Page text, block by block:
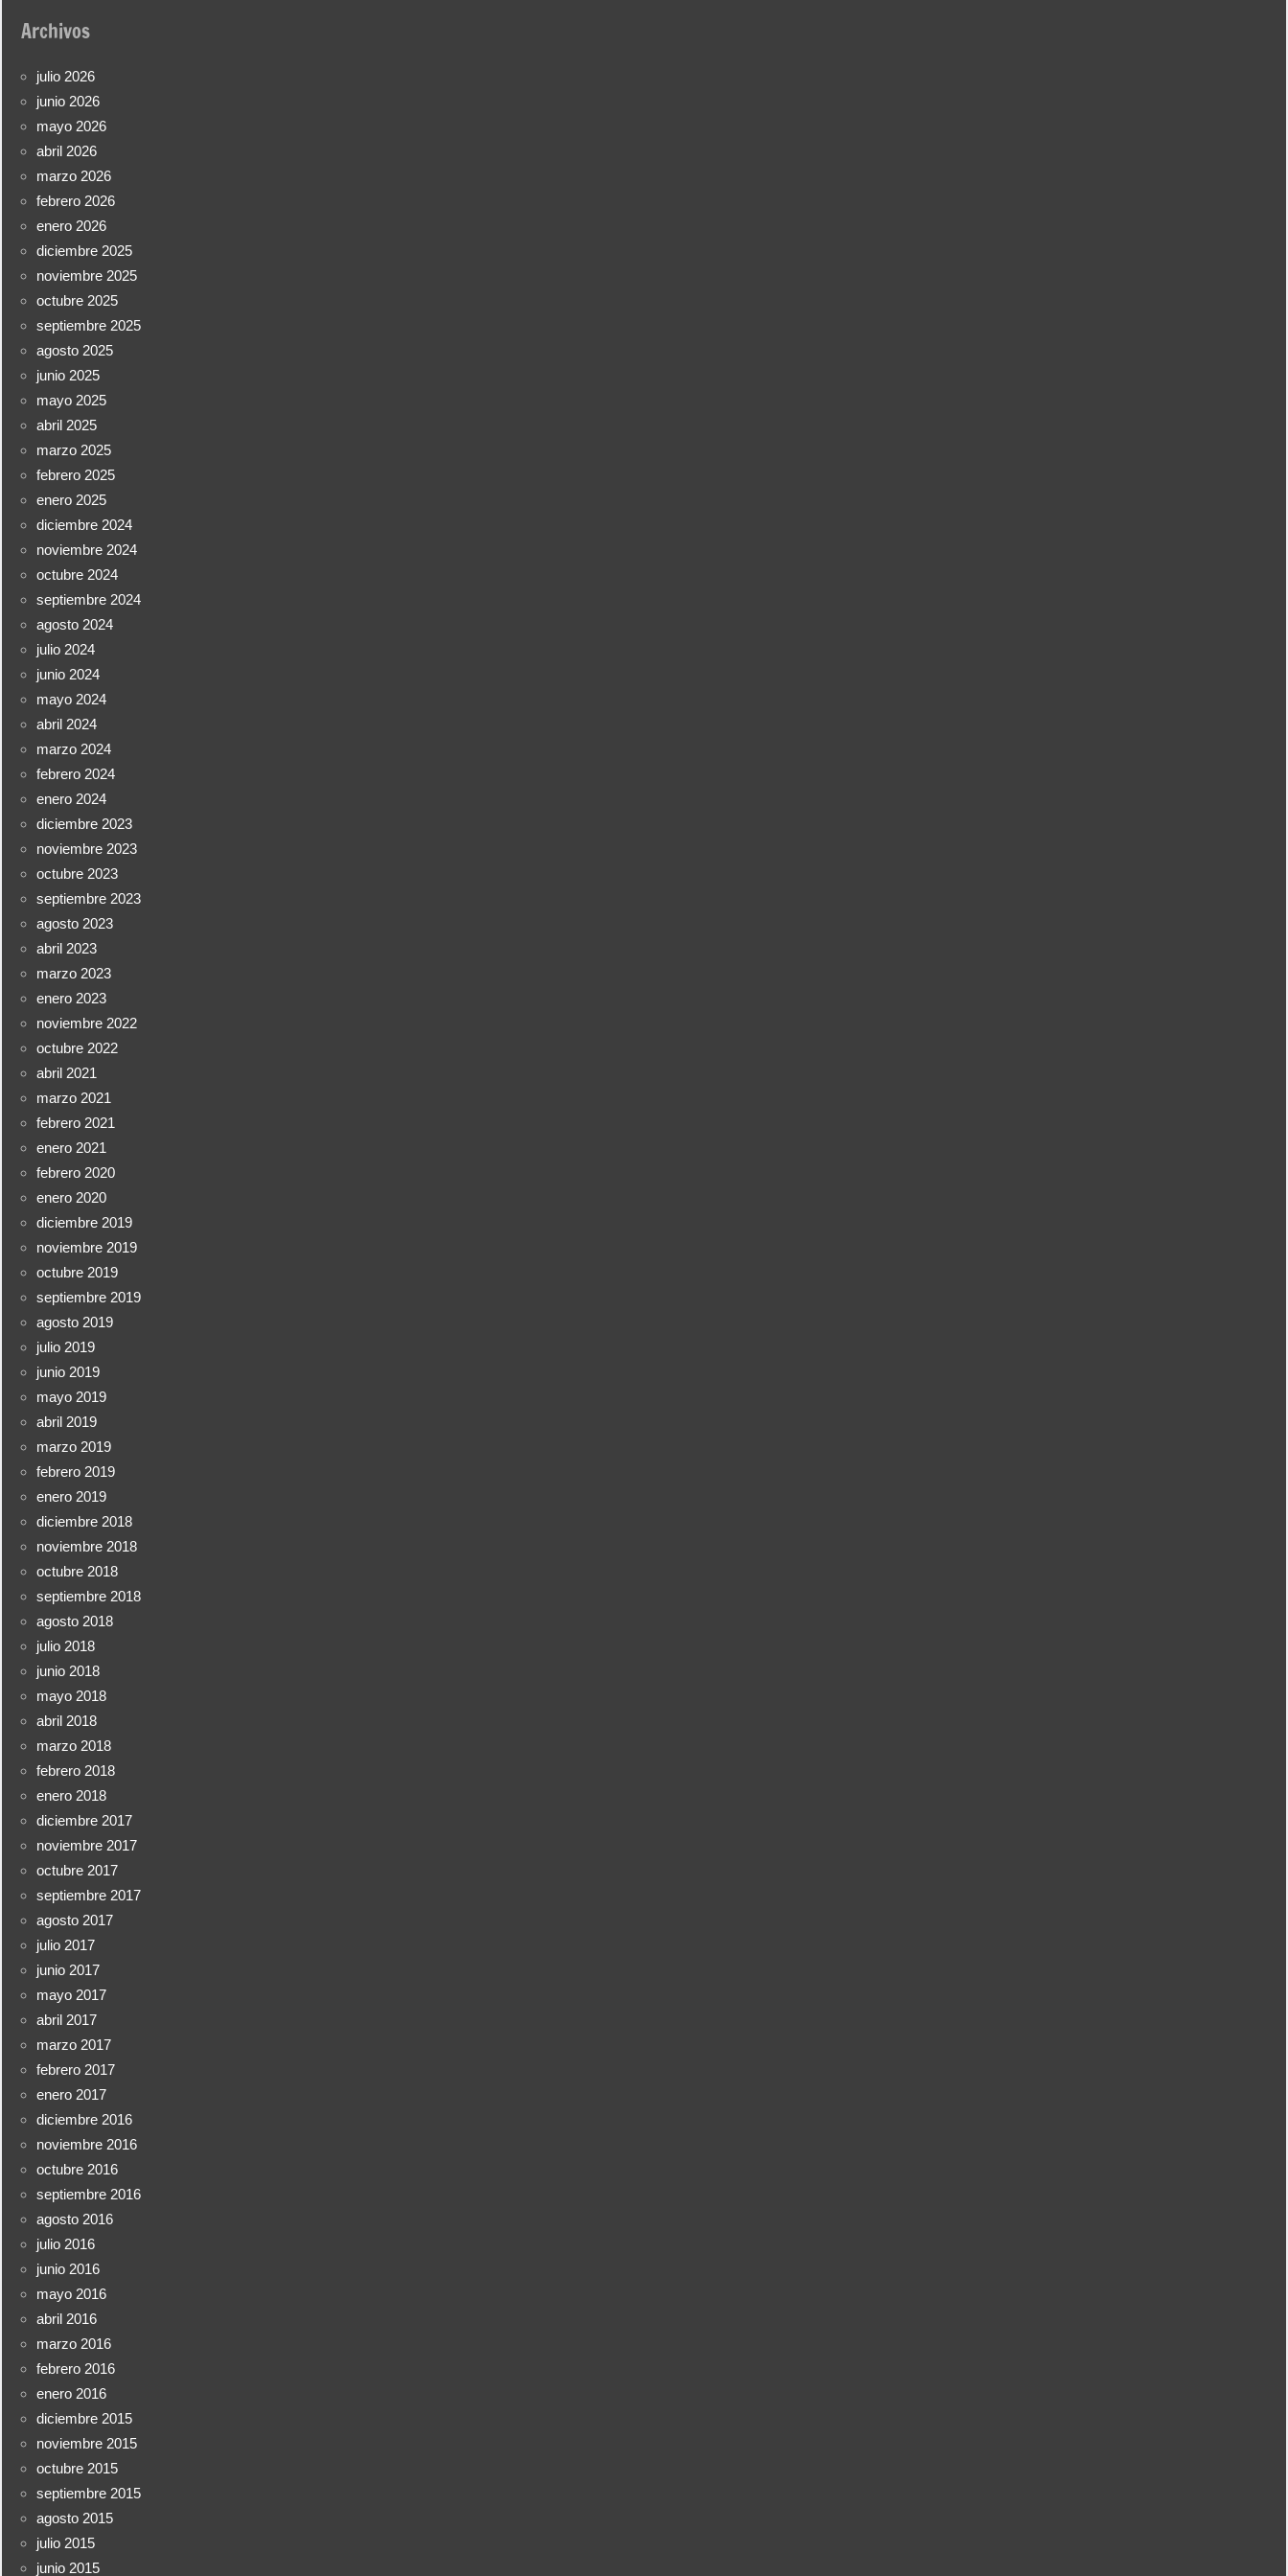
Archivos
julio 2026
junio 2026
mayo 2026
abril 2026
marzo 2026
febrero 2026
enero 2026
diciembre 2025
noviembre 2025
octubre 2025
septiembre 2025
agosto 2025
junio 2025
mayo 2025
abril 2025
marzo 2025
febrero 2025
enero 2025
diciembre 2024
noviembre 2024
octubre 2024
septiembre 2024
agosto 2024
julio 2024
junio 2024
mayo 2024
abril 2024
marzo 2024
febrero 2024
enero 2024
diciembre 2023
noviembre 2023
octubre 2023
septiembre 2023
agosto 2023
abril 2023
marzo 2023
enero 2023
noviembre 2022
octubre 2022
abril 2021
marzo 2021
febrero 2021
enero 2021
febrero 2020
enero 2020
diciembre 2019
noviembre 2019
octubre 2019
septiembre 2019
agosto 2019
julio 2019
junio 2019
mayo 2019
abril 2019
marzo 2019
febrero 2019
enero 2019
diciembre 2018
noviembre 2018
octubre 2018
septiembre 2018
agosto 2018
julio 2018
junio 2018
mayo 2018
abril 2018
marzo 2018
febrero 2018
enero 2018
diciembre 2017
noviembre 2017
octubre 2017
septiembre 2017
agosto 2017
julio 2017
junio 2017
mayo 2017
abril 2017
marzo 2017
febrero 2017
enero 2017
diciembre 2016
noviembre 2016
octubre 2016
septiembre 2016
agosto 2016
julio 2016
junio 2016
mayo 2016
abril 2016
marzo 2016
febrero 2016
enero 2016
diciembre 2015
noviembre 2015
octubre 2015
septiembre 2015
agosto 2015
julio 2015
junio 2015